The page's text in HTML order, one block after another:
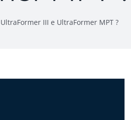
III e UltraFormer MPT ?